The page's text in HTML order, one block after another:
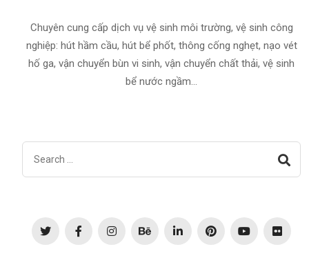
Chuyên cung cấp dịch vụ vệ sinh môi trường, vệ sinh công
nghiệp: hút hầm cầu, hút bể phốt, thông cống nghẹt, nạo vét
hố ga, vận chuyển bùn vi sinh, vận chuyển chất thải, vệ sinh
bể nước ngầm…